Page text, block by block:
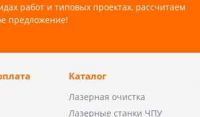
работ и типовых проектах, рассчитаем
предложение!
Каталог
Лазерная очистка
Лазерные станки ЧПУ